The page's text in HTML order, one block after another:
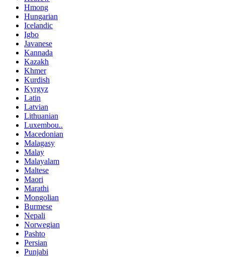
Hmong
Hungarian
Icelandic
Igbo
Javanese
Kannada
Kazakh
Khmer
Kurdish
Kyrgyz
Latin
Latvian
Lithuanian
Luxembou..
Macedonian
Malagasy
Malay
Malayalam
Maltese
Maori
Marathi
Mongolian
Burmese
Nepali
Norwegian
Pashto
Persian
Punjabi